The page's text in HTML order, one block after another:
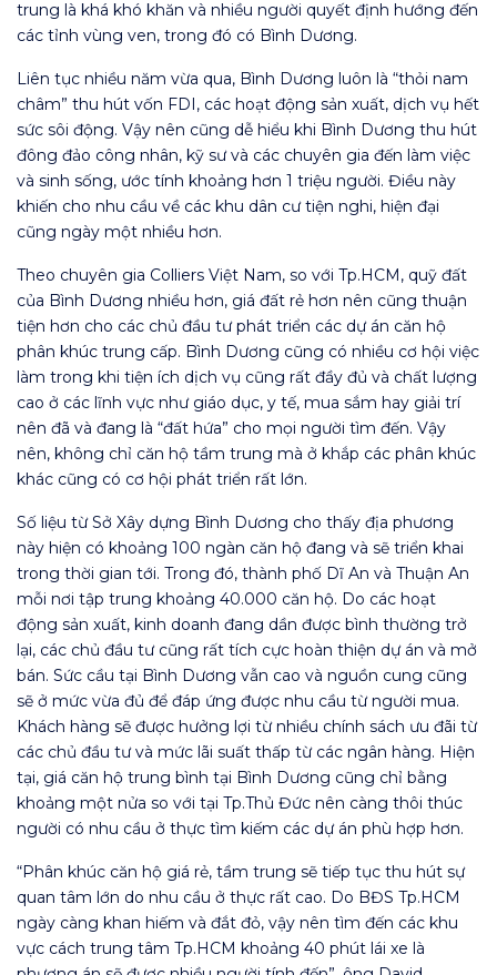
trung là khá khó khăn và nhiều người quyết định hướng đến
các tỉnh vùng ven, trong đó có Bình Dương.
Liên tục nhiều năm vừa qua, Bình Dương luôn là “thỏi nam
châm” thu hút vốn FDI, các hoạt động sản xuất, dịch vụ hết
sức sôi động. Vậy nên cũng dễ hiểu khi Bình Dương thu hút
đông đảo công nhân, kỹ sư và các chuyên gia đến làm việc
và sinh sống, ước tính khoảng hơn 1 triệu người. Điều này
khiến cho nhu cầu về các khu dân cư tiện nghi, hiện đại
cũng ngày một nhiều hơn.
Theo chuyên gia Colliers Việt Nam, so với Tp.HCM, quỹ đất
của Bình Dương nhiều hơn, giá đất rẻ hơn nên cũng thuận
tiện hơn cho các chủ đầu tư phát triển các dự án căn hộ
phân khúc trung cấp. Bình Dương cũng có nhiều cơ hội việc
làm trong khi tiện ích dịch vụ cũng rất đầy đủ và chất lượng
cao ở các lĩnh vực như giáo dục, y tế, mua sắm hay giải trí
nên đã và đang là “đất hứa” cho mọi người tìm đến. Vậy
nên, không chỉ căn hộ tầm trung mà ở khắp các phân khúc
khác cũng có cơ hội phát triển rất lớn.
Số liệu từ Sở Xây dựng Bình Dương cho thấy địa phương
này hiện có khoảng 100 ngàn căn hộ đang và sẽ triển khai
trong thời gian tới. Trong đó, thành phố Dĩ An và Thuận An
mỗi nơi tập trung khoảng 40.000 căn hộ. Do các hoạt
động sản xuất, kinh doanh đang dần được bình thường trở
lại, các chủ đầu tư cũng rất tích cực hoàn thiện dự án và mở
bán. Sức cầu tại Bình Dương vẫn cao và nguồn cung cũng
sẽ ở mức vừa đủ để đáp ứng được nhu cầu từ người mua.
Khách hàng sẽ được hưởng lợi từ nhiều chính sách ưu đãi từ
các chủ đầu tư và mức lãi suất thấp từ các ngân hàng. Hiện
tại, giá căn hộ trung bình tại Bình Dương cũng chỉ bằng
khoảng một nửa so với tại Tp.Thủ Đức nên càng thôi thúc
người có nhu cầu ở thực tìm kiếm các dự án phù hợp hơn.
“Phân khúc căn hộ giá rẻ, tầm trung sẽ tiếp tục thu hút sự
quan tâm lớn do nhu cầu ở thực rất cao. Do BĐS Tp.HCM
ngày càng khan hiếm và đắt đỏ, vậy nên tìm đến các khu
vực cách trung tâm Tp.HCM khoảng 40 phút lái xe là